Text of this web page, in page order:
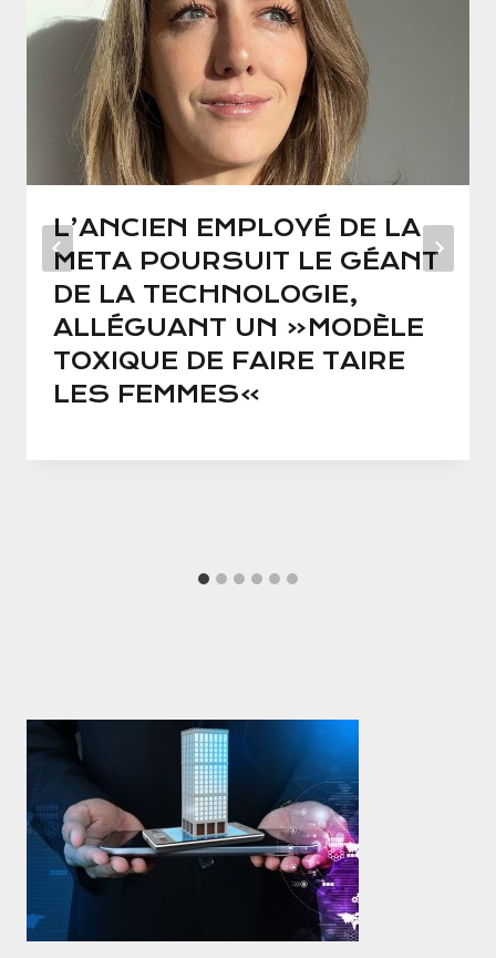
L’ANCIEN EMPLOYÉ DE LA
META POURSUIT LE GÉANT
DE LA TECHNOLOGIE,
ALLÉGUANT UN «MODÈLE
TOXIQUE DE FAIRE TAIRE
LES FEMMES»